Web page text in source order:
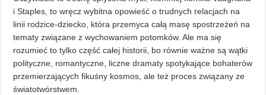
i Staples, to wręcz wybitna opowieść o trudnych relacjach na
linii rodzice-dziecko, która przemyca całą masę spostrzeżeń na
tematy związane z wychowaniem potomków. Ale ma się
rozumieć to tylko część całej historii, bo równie ważne są wątki
polityczne, romantyczne, liczne dramaty spotykające bohaterów
przemierzających fikuśny kosmos, ale też proces związany ze
światotwórstwem.